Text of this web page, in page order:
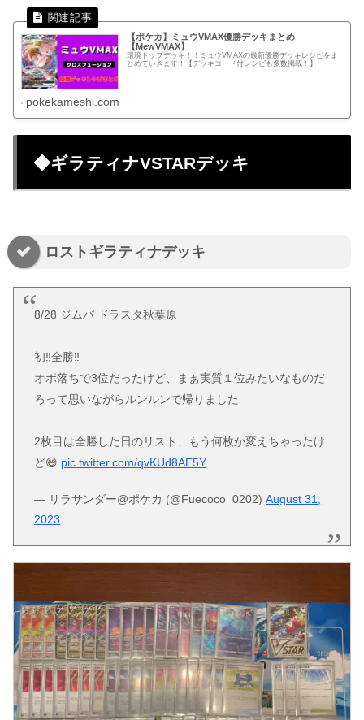
【ポケカ】ミュウVMAX優勝デッキまとめ
【MewVMAX】
環境トップデッキ！！ミュウVMAXの最新優勝デッキレシピをま
とめていきます！【デッキコード付レシピも多数掲載！】
pokekameshi.com
◆ギラティナVSTARデッキ
ロストギラティナデッキ
8/28 ジムバ ドラスタ秋葉原
初‼️全勝‼️
オポ落ちで3位だったけど、まぁ実質１位みたいなものだ
ろって思いながらルンルンで帰りました
2枚目は全勝した日のリスト、もう何枚か変えちゃったけ
ど😅 pic.twitter.com/qvKUd8AE5Y
— リラサンダー@ポケカ (@Fuecoco_0202)August 31,
2023